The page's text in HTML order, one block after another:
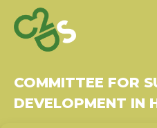
COMMITTEE FOR
DEVELOPMENT IN